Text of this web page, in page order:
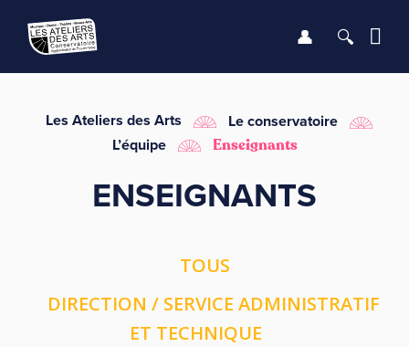
LE CONSERVATOIRE
INFOS PRATIQUES
Se
Les Ateliers des Arts
Le conservatoire
L’équipe
Enseignants
ENSEIGNANTS
TOUS
DIRECTION / SERVICE ADMINISTRATIF
ET TECHNIQUE